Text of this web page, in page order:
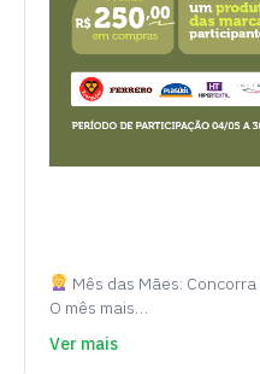
Mês das Mães:
O mês mais…
Ver mais